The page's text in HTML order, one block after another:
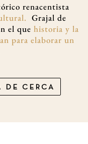
renacentista
Grajal de
el que historia y la
para elaborar un
DE CERCA